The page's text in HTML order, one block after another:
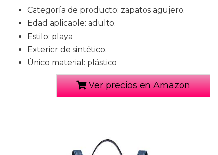
Categoría de producto: zapatos agujero.
Edad aplicable: adulto.
Estilo: playa.
Exterior de sintético.
Único material: plástico
Ver precios en Amazon